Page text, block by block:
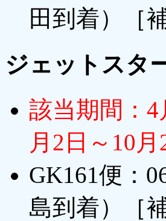
田到着）［
ジェットスタ
該当期間：4
月2日～10月
GK161便：
島到着）［